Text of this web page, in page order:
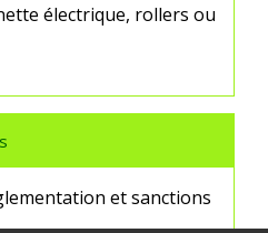
électrique, rollers ou
et sanctions